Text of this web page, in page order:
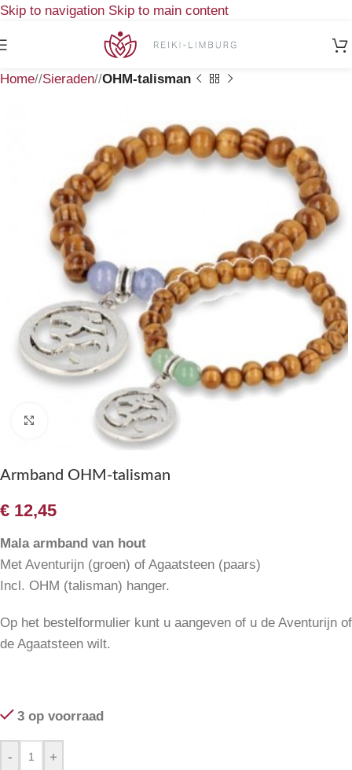
Skip to navigation Skip to main content
Home/ Sieraden/ OHM-talisman
Klik om te vergroten
Armband OHM-talisman
€ 12,45
Mala armband van hout
Met Aventurijn (groen) of Agaatsteen (paars)
Incl. OHM (talisman) hanger.
Op het bestelformulier kunt u aangeven of u de Aventurijn of
de Agaatsteen wilt.
3 op voorraad
- +